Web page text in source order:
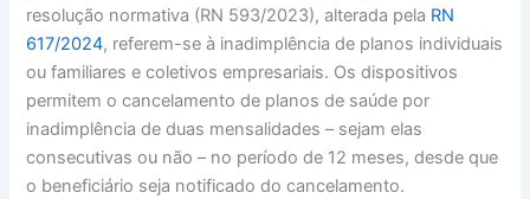
resolução normativa (RN 593/2023), alterada pela RN
617/2024, referem-se à inadimplência de planos individuais
ou familiares e coletivos empresariais. Os dispositivos
permitem o cancelamento de planos de saúde por
inadimplência de duas mensalidades – sejam elas
consecutivas ou não – no período de 12 meses, desde que
o beneficiário seja notificado do cancelamento.